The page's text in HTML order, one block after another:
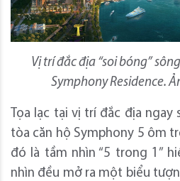
Vị trí đắc địa “soi bóng”
Symphony Residence.
Tọa lạc tại vị trí đắc địa ngay
tòa căn hộ Symphony 5 ôm
đó là tầm nhìn “5 trong 1”
nhìn đều mở ra một biểu